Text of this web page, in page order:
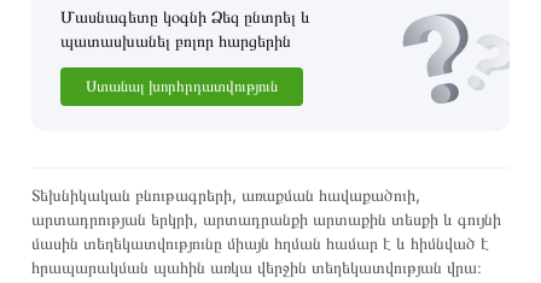
Մասնագետը կօգնի Ձեզ ընտրել և
պատասխանել բոլոր հարցերին
Ստանալ խորհրդատվություն
Տեխնիկական բնութագրերի, առաքման հավաքածուի,
արտադրության երկրի, արտադրանքի արտաքին տեսքի և գույնի
մասին տեղեկատվությունը միայն հղման համար է և հիմնված է
հրապարակման պահին առկա վերջին տեղեկատվության վրա։